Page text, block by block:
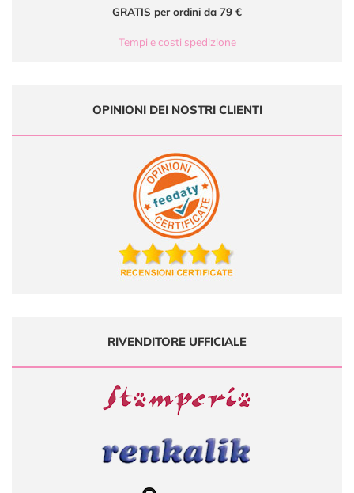
GRATIS per ordini da 79 €
Tempi e costi spedizione
OPINIONI DEI NOSTRI CLIENTI
RIVENDITORE UFFICIALE